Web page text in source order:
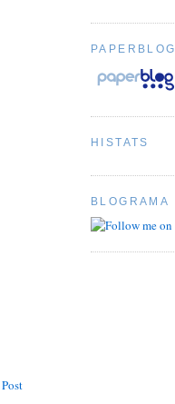
PAPERBLOG
HISTATS
BLOGRAMA